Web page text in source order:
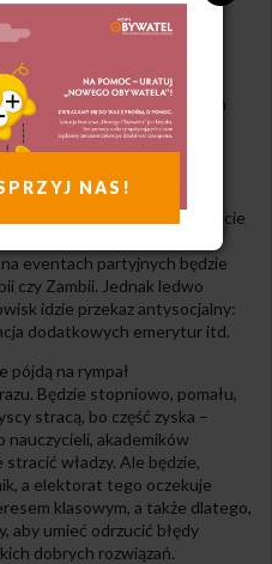
i Hołownia, i jest to fatalna
oraz młodszy neoliberał
wróżą na przyszłość. Przede
Tusk jaki jest i co robił,
Hołownia w ciągu ostatnich
soft-liberała
bez Korwina i endeków,
obsługa interesów
tyle
odlotów. Oczywiście
certyfikowane koce
eventach partyjnych będzie
czy Zambii. Jednak ledwo
idzie przekaz antysocjalny:
dodatkowych emerytur itd.
pójdą na rympał
Będzie stopniowo, pomału,
stracą, bo część zyska –
nauczycieli, akademików
władzy. Ale będzie,
a elektorat tego oczekuje
klasowym, a także dlatego,
aby umieć odrzucić błędy
dobrych rozwiązań.
NAS!